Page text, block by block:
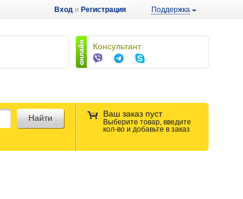
Вход и Регистрация Поддержка
Консультант
Ваш заказ пуст
Выберите товар, введите
кол-во и добавьте в заказ
Найти